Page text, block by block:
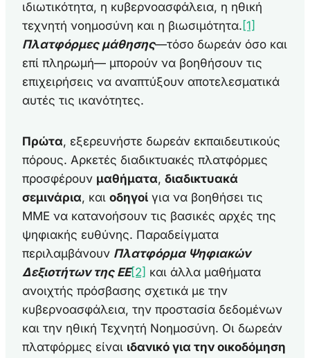
ιδιωτικότητα, η κυβερνοασφάλεια, η ηθική
τεχνητή νοημοσύνη και η βιωσιμότητα. [1]
Πλατφόρμες μάθησης—τόσο δωρεάν όσο και
επί πληρωμή— μπορούν να βοηθήσουν τις
επιχειρήσεις να αναπτύξουν αποτελεσματικά
αυτές τις ικανότητες.
Πρώτα, εξερευνήστε δωρεάν εκπαιδευτικούς
πόρους. Αρκετές διαδικτυακές πλατφόρμες
προσφέρουν μαθήματα, διαδικτυακά
σεμινάρια, και οδηγοί για να βοηθήσει τις
ΜΜΕ να κατανοήσουν τις βασικές αρχές της
ψηφιακής ευθύνης. Παραδείγματα
περιλαμβάνουν Πλατφόρμα Ψηφιακών
Δεξιοτήτων της ΕΕ[2] και άλλα μαθήματα
ανοιχτής πρόσβασης σχετικά με την
κυβερνοασφάλεια, την προστασία δεδομένων
και την ηθική Τεχνητή Νοημοσύνη. Οι δωρεάν
πλατφόρμες είναι ιδανικό για την οικοδόμηση